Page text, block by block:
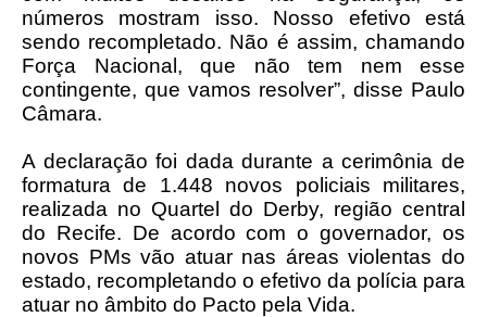
números mostram isso. Nosso efetivo está
sendo recompletado. Não é assim, chamando
Força Nacional, que não tem nem esse
contingente, que vamos resolver”, disse Paulo
Câmara.
A declaração foi dada durante a cerimônia de
formatura de 1.448 novos policiais militares,
realizada no Quartel do Derby, região central
do Recife. De acordo com o governador, os
novos PMs vão atuar nas áreas violentas do
estado, recompletando o efetivo da polícia para
atuar no âmbito do Pacto pela Vida.